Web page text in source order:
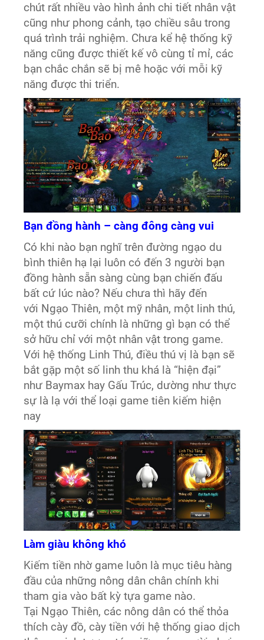
chút rất nhiều vào hình ảnh chi tiết nhân vật
cũng như phong cảnh, tạo chiều sâu trong
quá trình trải nghiệm. Chưa kể hệ thống kỹ
năng cũng được thiết kế vô cùng tỉ mỉ, các
bạn chắc chắn sẽ bị mê hoặc với mỗi kỹ
năng được thi triển.
Bạn đồng hành – càng đông càng vui
Có khi nào bạn nghĩ trên đường ngạo du
bình thiên hạ lại luôn có đến 3 người bạn
đồng hành sẵn sàng cùng bạn chiến đấu
bất cứ lúc nào? Nếu chưa thì hãy đến
với Ngạo Thiên, một mỹ nhân, một linh thú,
một thú cưỡi chính là những gì bạn có thể
sở hữu chỉ với một nhân vật trong game.
Với hệ thống Linh Thú, điều thú vị là bạn sẽ
bắt gặp một số linh thu khá là “hiện đại”
như Baymax hay Gấu Trúc, dường như thực
sự là lạ với thể loại game tiên kiếm hiện
nay
Làm giàu không khó
Kiếm tiền nhờ game luôn là mục tiêu hàng
đầu của những nông dân chân chính khi
tham gia vào bất kỳ tựa game nào.
Tại Ngạo Thiên, các nông dân có thể thỏa
thích cày đồ, cày tiền với hệ thống giao dịch